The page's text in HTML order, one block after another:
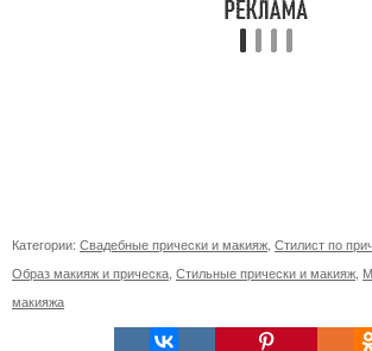
Категории: Свадебные прически и макияж Стилист по
Образ макияж и прическа Стильные прически и макияж
макияжа